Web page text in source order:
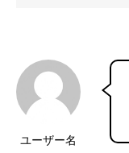
ユーザー名